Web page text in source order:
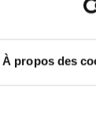
À propos des
votre